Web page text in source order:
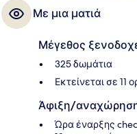
Με μια ματιά
Μέγεθος
325 δωμάτια
Εκτείνεται σε 11
Άφιξη/
Ώρα έναρξης